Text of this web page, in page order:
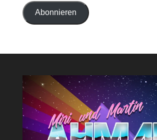
AdresseAbonnieren